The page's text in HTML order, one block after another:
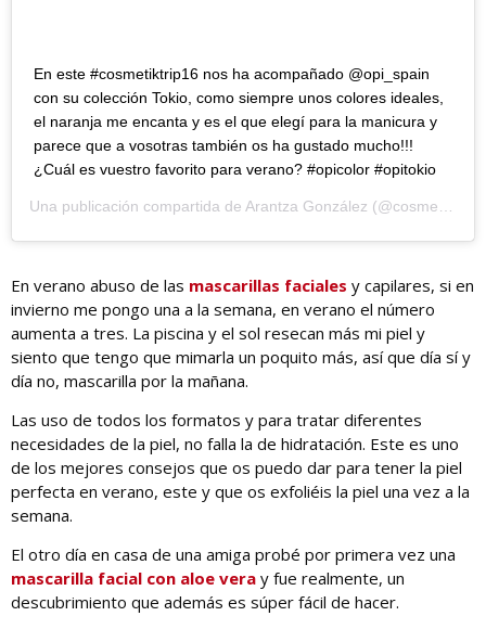
En este #cosmetiktrip16 nos ha acompañado @opi_spain
con su colección Tokio, como siempre unos colores ideales,
el naranja me encanta y es el que elegí para la manicura y
parece que a vosotras también os ha gustado mucho!!!
¿Cuál es vuestro favorito para verano? #opicolor #opitokio
Una publicación compartida de Arantza González (@cosmetikblog) el
En verano abuso de las mascarillas faciales y capilares, si en
invierno me pongo una a la semana, en verano el número
aumenta a tres. La piscina y el sol resecan más mi piel y
siento que tengo que mimarla un poquito más, así que día sí y
día no, mascarilla por la mañana.
Las uso de todos los formatos y para tratar diferentes
necesidades de la piel, no falla la de hidratación. Este es uno
de los mejores consejos que os puedo dar para tener la piel
perfecta en verano, este y que os exfoliéis la piel una vez a la
semana.
El otro día en casa de una amiga probé por primera vez una
mascarilla facial con aloe vera y fue realmente, un
descubrimiento que además es súper fácil de hacer.